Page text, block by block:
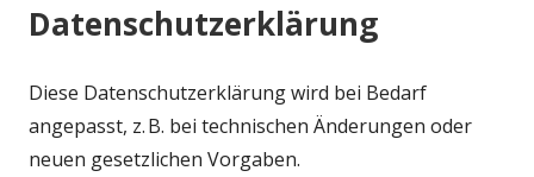
Datenschutzerklärung
Diese Datenschutzerklärung wird bei Bedarf
angepasst, z. B. bei technischen Änderungen oder
neuen gesetzlichen Vorgaben.